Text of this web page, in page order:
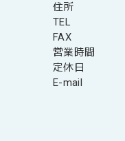
住所
TEL
FAX
営業時間
定休日
E-mail